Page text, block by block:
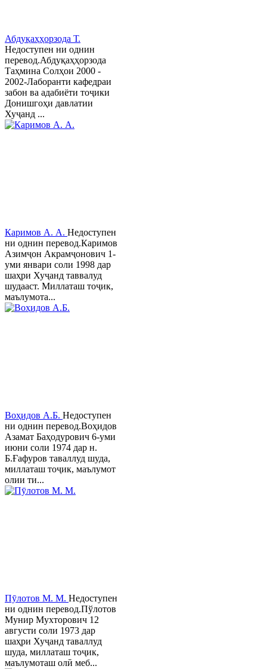
Абдуқаҳҳорзода Т.
Недоступен ни однин
перевод.Абдуқаҳҳорзода
Таҳмина Солҳои 2000 -
2002-Лаборанти кафедраи
забон ва адабиёти тоҷики
Донишгоҳи давлатии
Хуҷанд ...
Каримов А. А. Недоступен
ни однин перевод.Каримов
Азимҷон Акрамҷонович 1-
уми январи соли 1998 дар
шаҳри Хуҷанд таввалуд
шудааст. Миллаташ тоҷик,
маълумота...
Воҳидов А.Б. Недоступен
ни однин перевод.Воҳидов
Азамат Баҳодурович 6-уми
июни соли 1974 дар н.
Б.Ғафуров таваллуд шуда,
миллаташ тоҷик, маълумот
олии ти...
Пӯлотов М. М. Недоступен
ни однин перевод.Пўлотов
Мунир Мухторович 12
августи соли 1973 дар
шаҳри Хуҷанд таваллуд
шуда, миллаташ тоҷик,
маълумоташ олӣ меб...